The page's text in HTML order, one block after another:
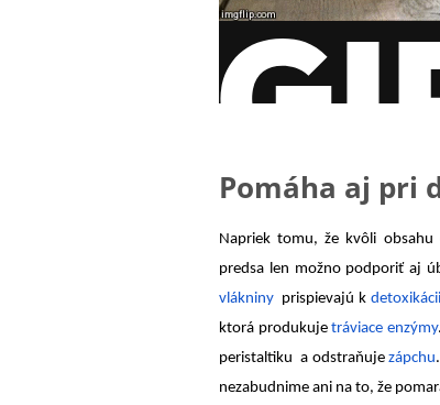
Pomáha aj pri
Napriek tomu, že kvôli obsahu
predsa len možno podporiť aj
vlákniny prispievajú k detoxikácii
ktorá produkujetráviace enzýmy
peristaltiku a odstraňujezápchu
nezabudnime ani na to, že